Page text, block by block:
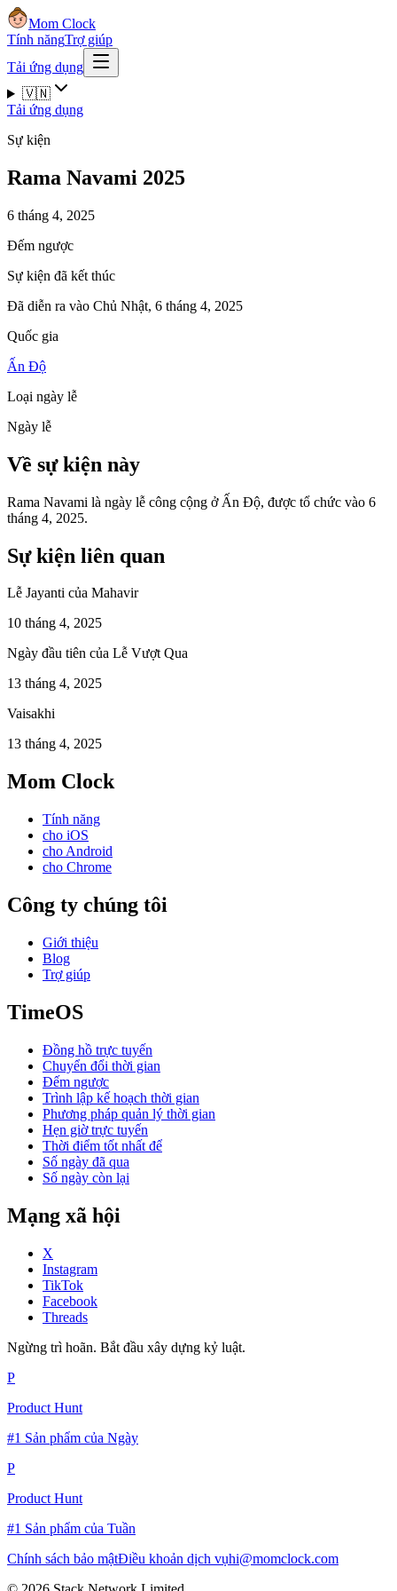
Mom Clock
Tính năngTrợ giúp
Tải ứng dụng
🇻🇳
Tải ứng dụng
Sự kiện
Rama Navami 2025
6 tháng 4, 2025
Đếm ngược
Sự kiện đã kết thúc
Đã diễn ra vào Chủ Nhật, 6 tháng 4, 2025
Quốc gia
Ấn Độ
Loại ngày lễ
Ngày lễ
Về sự kiện này
Rama Navami là ngày lễ công cộng ở Ấn Độ, được tổ chức vào 6
tháng 4, 2025.
Sự kiện liên quan
Lễ Jayanti của Mahavir
10 tháng 4, 2025
Ngày đầu tiên của Lễ Vượt Qua
13 tháng 4, 2025
Vaisakhi
13 tháng 4, 2025
Mom Clock
Tính năng
cho iOS
cho Android
cho Chrome
Công ty chúng tôi
Giới thiệu
Blog
Trợ giúp
TimeOS
Đồng hồ trực tuyến
Chuyển đổi thời gian
Đếm ngược
Trình lập kế hoạch thời gian
Phương pháp quản lý thời gian
Hẹn giờ trực tuyến
Thời điểm tốt nhất để
Số ngày đã qua
Số ngày còn lại
Mạng xã hội
X
Instagram
TikTok
Facebook
Threads
Ngừng trì hoãn. Bắt đầu xây dựng kỷ luật.
P
Product Hunt
#1 Sản phẩm của Ngày
P
Product Hunt
#1 Sản phẩm của Tuần
Chính sách bảo mậtĐiều khoản dịch vụhi@momclock.com